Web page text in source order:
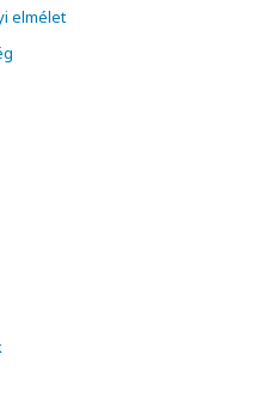
elmélet